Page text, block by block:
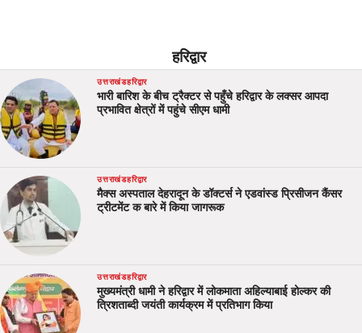
हरिद्वार
उत्तराखंडहरिद्वार
भारी बारिश के बीच ट्रैक्टर से पहुँचे हरिद्वार के लक्सर आपदा
प्रभावित क्षेत्रों में पहुंचे सीएम धामी
उत्तराखंडहरिद्वार
मैक्स अस्पताल देहरादून के डॉक्टर्स ने एडवांस्ड प्रिसीजन कैंसर
ट्रीटमेंट क बारे में किया जागरूक
उत्तराखंडहरिद्वार
मुख्यमंत्री धामी ने हरिद्वार में लोकमाता अहिल्याबाई होल्कर की
त्रिशताब्दी जयंती कार्यक्रम में प्रतिभाग किया